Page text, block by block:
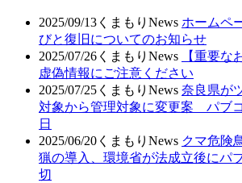
2025/09/13 くまもりNews ホームペ
びと復旧についてのお知らせ
2025/07/26 くまもりNews
【重要な
虚偽情報にご注意ください
2025/07/25 くまもりNews 奈良県が
対象から管理対象に変更案 パブ
日
2025/06/20 くまもりNews クマ危険
猟の導入、環境省が法成立後にパ
切